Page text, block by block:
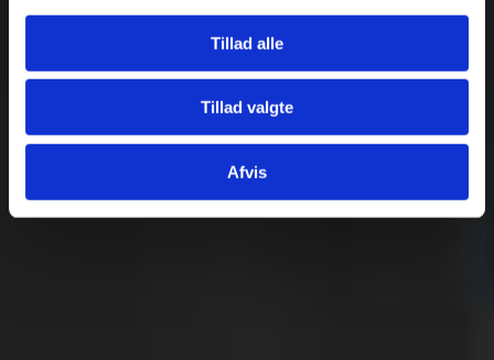
Tillad alle
Tillad valgte
Afvis